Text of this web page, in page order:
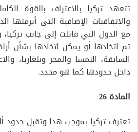
تتعهد تركيا بالاعتراف بالقوة
والاتفاقيات الإضافية التي أبرمتها
مع الدول التي قاتلت إلى جانب تركيا،
تم اتخاذها أو يمكن اتخاذها بشأن
السابقة، النمسا والمجر وبلغاريا،
داخل حدودها كما هو محدد.
المادة 26
تعترف تركيا بموجب هذا وتقبل حدود